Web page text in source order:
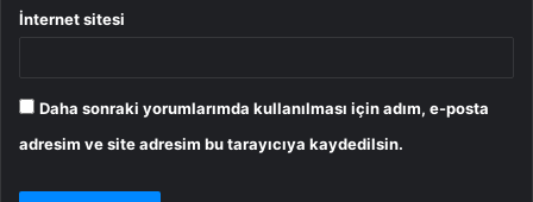
İnternet sitesi
Daha sonraki yorumlarımda kullanılması için adım, e-posta
adresim ve site adresim bu tarayıcıya kaydedilsin.